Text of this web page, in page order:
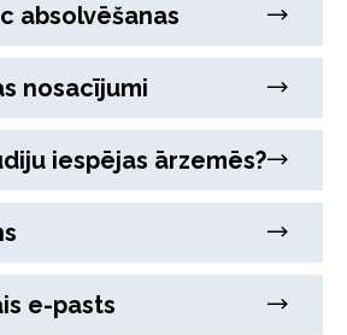
absolvēšanas
nosacījumi
iespējas ārzemēs?
e-pasts